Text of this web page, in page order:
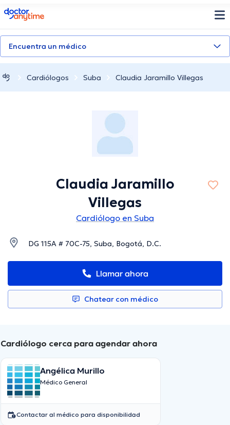
doctoranytime
Encuentra un médico
Cardiólogos Suba Claudia Jaramillo Villegas
Claudia Jaramillo
Villegas
Cardiólogo en Suba
DG 115A # 70C-75, Suba, Bogotá, D.C.
Llamar ahora
Chatear con médico
Cardiólogo cerca para agendar ahora
Angélica Murillo
Médico General
Contactar al médico para disponibilidad